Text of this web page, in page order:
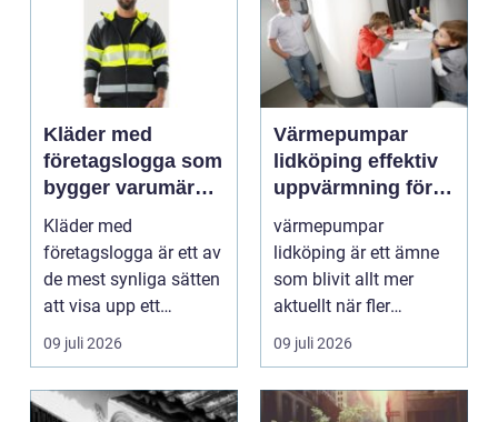
Kläder med
företagslogga som
bygger varumärke
i vardagen
Kläder med
företagslogga är ett av
de mest synliga sätten
att visa upp ett
varum...
09 juli 2026
Värmepumpar
lidköping effektiv
uppvärmning för
hus och
fastigheter
värmepumpar
lidköping är ett ämne
som blivit allt mer
aktuellt när fler
fastighetsägare vill
kombine...
09 juli 2026